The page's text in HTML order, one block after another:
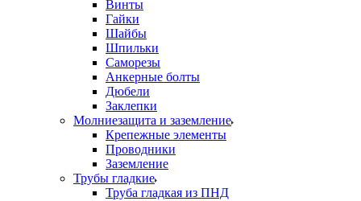
Винты
Гайки
Шайбы
Шпильки
Саморезы
Анкерные болты
Дюбели
Заклепки
Молниезащита и заземление
Крепежные элементы
Проводники
Заземление
Трубы гладкие
Труба гладкая из ПНД